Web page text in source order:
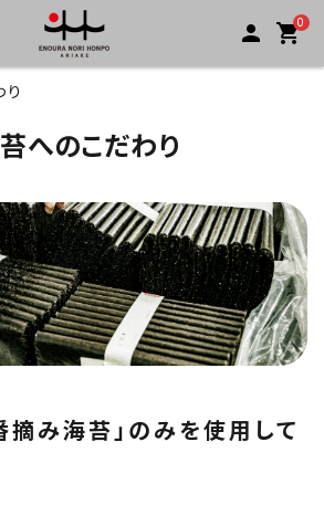
person 0
shopping_cart
へのこだわり
摘み海苔」のみを使用して